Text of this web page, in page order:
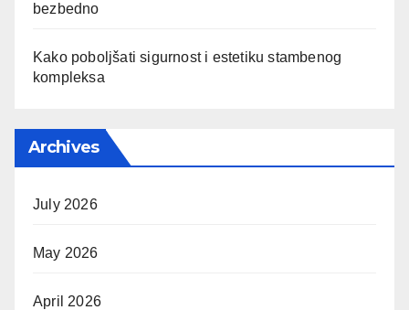
bezbedno
Kako poboljšati sigurnost i estetiku stambenog
kompleksa
Archives
July 2026
May 2026
April 2026